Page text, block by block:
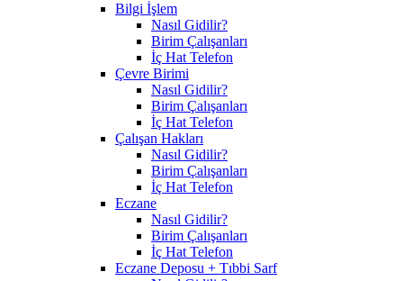
Bilgi İşlem
Nasıl Gidilir?
Birim Çalışanları
İç Hat Telefon
Çevre Birimi
Nasıl Gidilir?
Birim Çalışanları
İç Hat Telefon
Çalışan Hakları
Nasıl Gidilir?
Birim Çalışanları
İç Hat Telefon
Eczane
Nasıl Gidilir?
Birim Çalışanları
İç Hat Telefon
Eczane Deposu + Tıbbi Sarf